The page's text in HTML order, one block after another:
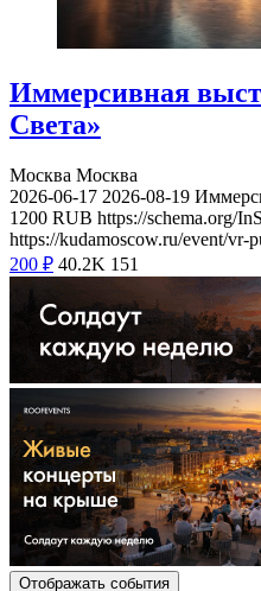
Иммерсивная
Света»
Москва Москва
2026-06-17 2026-08-19
1200 RUB https://schema.org/
https://kudamoscow.ru/event/vr-
200 ₽ 40.2K 151
Отображать события